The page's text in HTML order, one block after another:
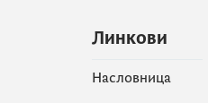
Линкови
Насловница